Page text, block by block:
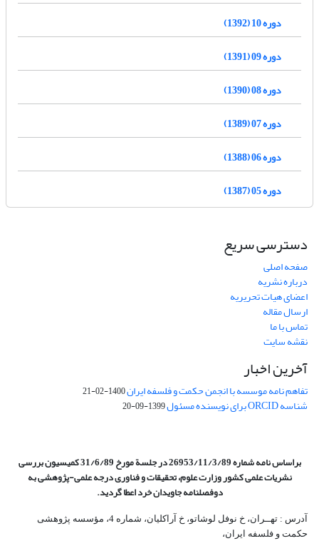
دوره 10 (1392)
دوره 09 (1391)
دوره 08 (1390)
دوره 07 (1389)
دوره 06 (1388)
دوره 05 (1387)
دسترسی سریع
صفحه اصلی
درباره نشریه
اعضای هیات تحریریه
ارسال مقاله
تماس با ما
نقشه سایت
آخرین اخبار
تفاهم نامه موسسه با انجمن حکمت و فلسفه ایران1400-02-21
شناسه ORCID برای نویسنده مسئول 1399-09-20
براساس نامه شماره 26953/11/3/89 در جلسة مورخ 31/6/89 کمیسیون
بررسی
نشریات علمی کشور وزارت علوم، تحقیقات و فناوری درجه علمی‌-پژوهشیبه
دوفصلنامه جاویدان خرد اعطا گردید.
آدرس : تهــران، خ نوفل لوشاتو، خ آراکلیان، شماره 4،‌ مؤسسه پژوهشی
حکمت و فلسفه ایران،‌